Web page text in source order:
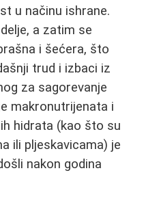
u načinu ishrane.
a zatim se
i šećera, što
trud i izbaci iz
za sagorevanje
makronutrijenata i
hidrata (kao što su
ili pljeskavicama) je
nakon godina